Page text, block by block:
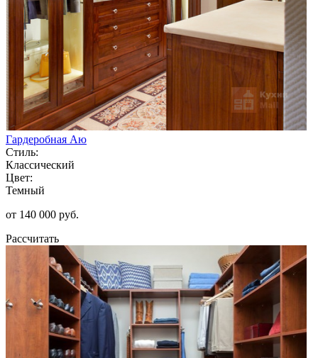
Гардеробная Аю
Стиль:
Классический
Цвет:
Темный
от 140 000 руб.
Рассчитать